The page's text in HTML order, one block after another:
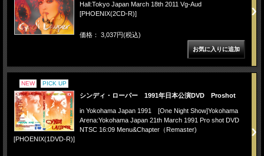
Hall:Tokyo Japan March 18th 2011 Vg-Aud
[PHOENIX(2CD-R)]
価格： 3,037円(税込)
NEW PICK UP
シンディ・ローパー 1991年日本公演DVD Proshot
in Yokohama Japan 1991 [One Night Show]Yokohama
Arena:Yokohama Japan 21th March 1991 Pro shot DVD
NTSC 16:09 Menu&Chapter（Remaster)
[PHOENIX(1DVD-R)]